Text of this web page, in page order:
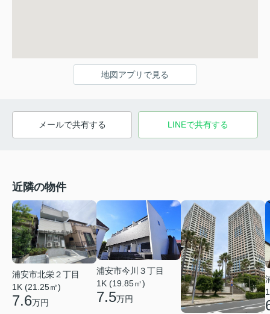
地図アプリで見る
メールで共有する LINEで共有する
近隣の物件
浦安市北栄２丁目
1K (21.25㎡)
7.6万円
浦安市今川３丁目
1K (19.85㎡)
7.5万円